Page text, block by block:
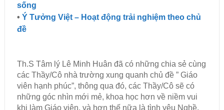
sống
• Ý Tưởng Việt – Hoạt động trải nghiệm theo chủ
đề
Th.S Tâm lý Lê Minh Huân đã có những chia sẻ cùng
các Thầy/Cô nhà trường xung quanh chủ đề ” Giáo
viên hạnh phúc”, thông qua đó, các Thầy/Cô sẽ có
những góc nhìn mới mẻ, khoa học hơn về niềm vui
khi làm Giáo viên, và hơn thế nữa là tình yêu Nghề.